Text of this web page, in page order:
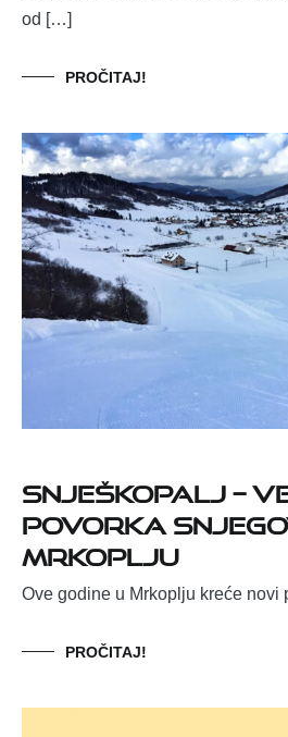
od […]
PROČITAJ!
SNJEŠKOpalj –
povorka
Mrkoplju
Ove godine u Mrkoplju kreće
PROČITAJ!